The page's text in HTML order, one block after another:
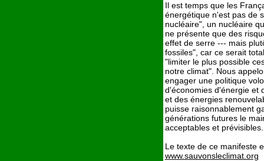
Il est temps que les
énergétique n'est pas de
nucléaire", un nucléaire
ne présente que des
effet de serre --- mais
fossiles", car ce serait
"limiter le plus possible
notre climat". Nous
engager une politique
d'économies d'énergie et
et des énergies
puisse raisonnablement
générations futures le
acceptables et prévisibles.
Le texte de ce manifeste
www.sauvonsleclimat.org